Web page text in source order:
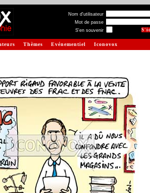
Nom d'utilisateur
Mot de passe
S'en souvenir
Thèmes Evénementiel Iconovox